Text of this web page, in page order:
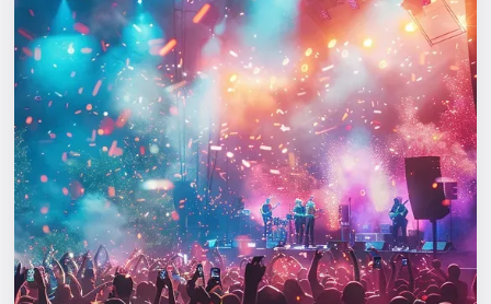
Спорт
События
Города
Площадки
Артисты
Рейтинги